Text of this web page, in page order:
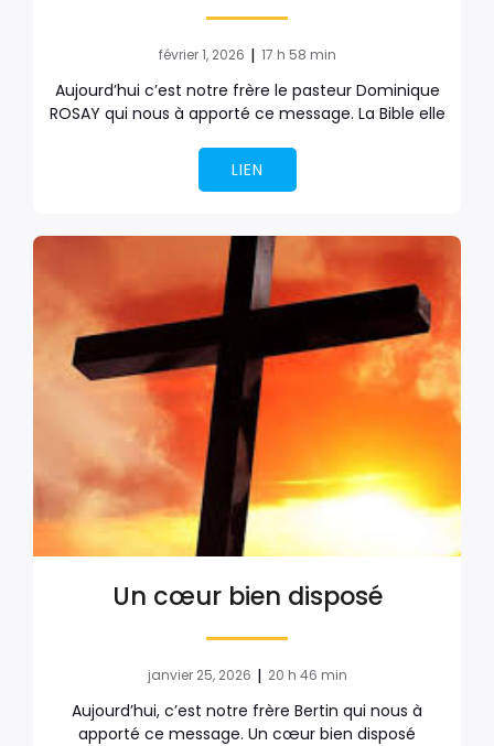
février 1, 2026 | 17 h 58 min
Aujourd’hui c’est notre frère le pasteur Dominique
ROSAY qui nous à apporté ce message. La Bible elle
LIEN
Un cœur bien disposé
janvier 25, 2026 | 20 h 46 min
Aujourd’hui, c’est notre frère Bertin qui nous à
apporté ce message. Un cœur bien disposé